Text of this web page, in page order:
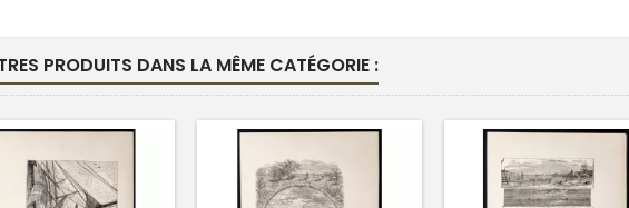
PRODUITS DANS LA MÊME CATÉGORIE :